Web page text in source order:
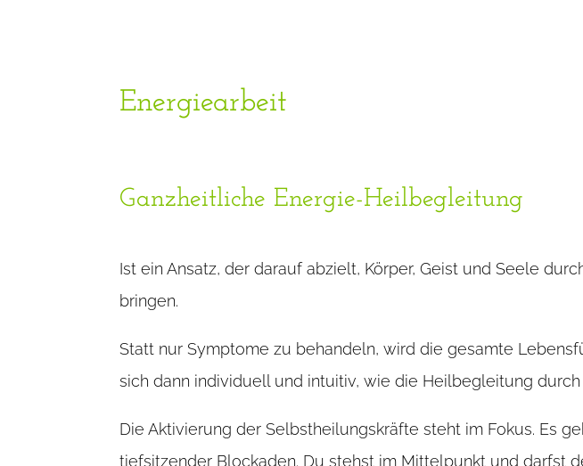
Energiearbeit
Ganzheitliche Energie-Heilbegleitung
Ist ein Ansatz, der darauf abzielt, Körper, Geist und Seele
bringen.
Statt nur Symptome zu behandeln, wird die gesamte
sich dann individuell und intuitiv, wie die Heilbegleitung
Die Aktivierung der Selbstheilungskräfte steht im Fokus. Es
tiefsitzender Blockaden. Du stehst im Mittelpunkt und darfst